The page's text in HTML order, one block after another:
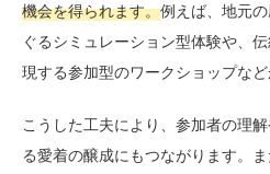
機会を得られます。例えば、地元
ぐるシミュレーション型体験や、
現する参加型のワークショップなど
こうした工夫により、参加者の理
る愛着の醸成にもつながります。